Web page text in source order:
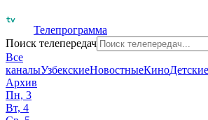
Телепрограмма
Поиск телепередач
Все
каналыУзбекскиеНовостныеКиноДетские
Архив
Пн, 3
Вт, 4